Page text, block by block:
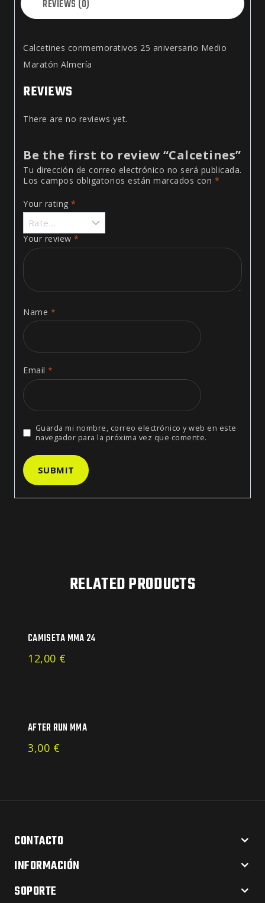
REVIEWS (0)
Calcetines conmemorativos 25 aniversario Medio
Maratón Almería
REVIEWS
There are no reviews yet.
Be the first to review “Calcetines”
Tu dirección de correo electrónico no será publicada.
Los campos obligatorios están marcados con *
Your rating *
Your review *
Name *
Email *
Guarda mi nombre, correo electrónico y web en este
navegador para la próxima vez que comente.
RELATED PRODUCTS
CAMISETA MMA 24
12,00 €
AFTER RUN MMA
3,00 €
CONTACTO
INFORMACIÓN
SOPORTE